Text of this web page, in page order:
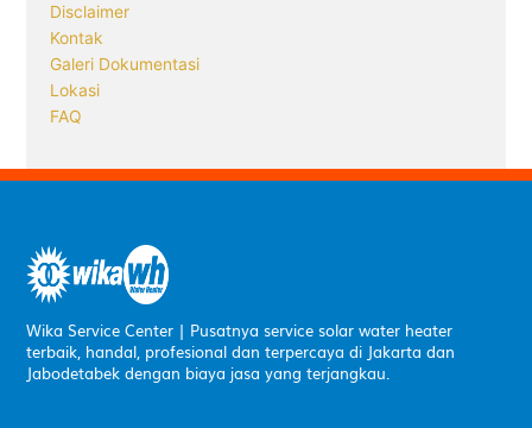
Disclaimer
Kontak
Galeri Dokumentasi
Lokasi
FAQ
Wika Service Center | Pusatnya service solar water heater
terbaik, handal, profesional dan terpercaya di Jakarta dan
Jabodetabek dengan biaya jasa yang terjangkau.